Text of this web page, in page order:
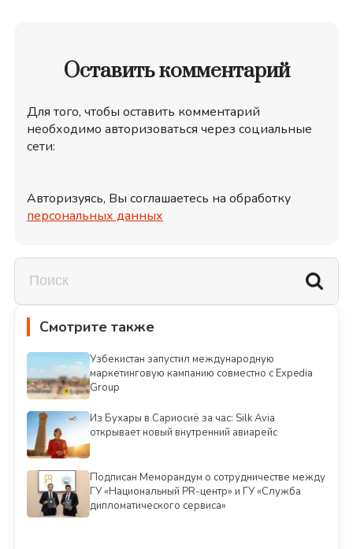
Оставить комментарий
Для того, чтобы оставить комментарий
необходимо авторизоваться через социальные
сети:
Авторизуясь, Вы соглашаетесь на обработку
персональных данных
Смотрите также
Узбекистан запустил международную
маркетинговую кампанию совместно с Expedia
Group
Из Бухары в Сариосиё за час: Silk Avia
открывает новый внутренний авиарейс
Подписан Меморандум о сотрудничестве между
ГУ «Национальный PR-центр» и ГУ «Служба
дипломатического сервиса»